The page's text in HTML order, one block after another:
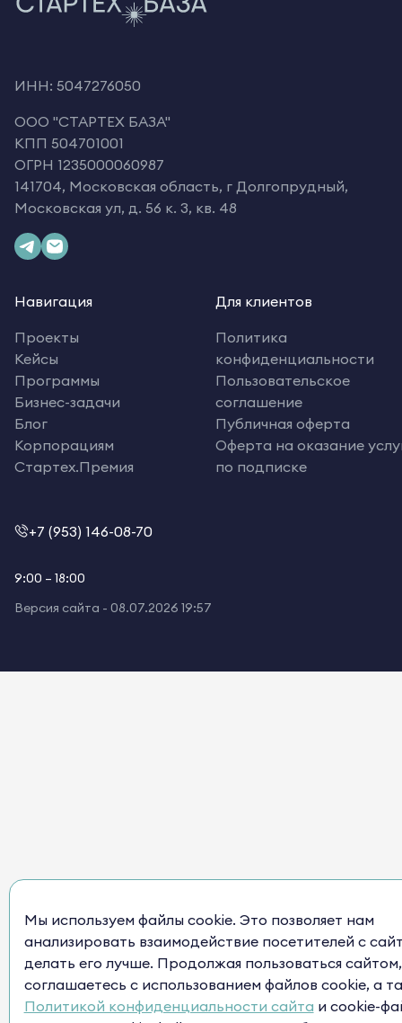
ИНН: 5047276050
OOO "СТАРТЕХ БАЗА"
КПП 504701001
ОГРН 1235000060987
141704, Московская область, г Долгопрудный,
Московская ул, д. 56 к. 3, кв. 48
Навигация
Проекты
Кейсы
Программы
Бизнес-задачи
Блог
Корпорациям
Стартех.Премия
Для клиентов
Политика
конфиденциальности
Пользовательское
соглашение
Публичная оферта
Оферта на оказание
по подписке
+7 (953) 146-08-70
9:00 – 18:00
Версия сайта - 08.07.2026 19:57
Мы используем файлы cookie. Это позволяет нам
анализировать взаимодействие посетителей с
делать его лучше. Продолжая пользоваться
соглашаетесь с использованием файлов cookie, а
Политикой конфиденциальности сайта и cookie-